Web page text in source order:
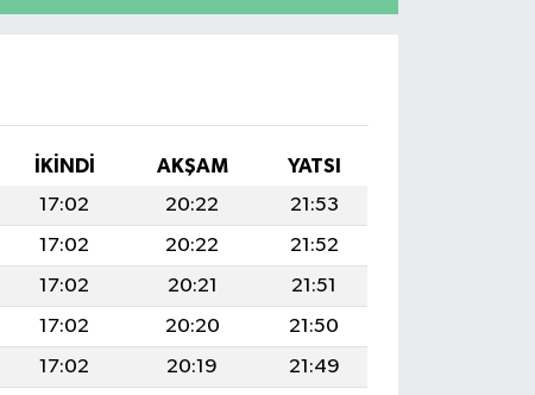
İKINDI AKŞAM
YATSI
17:02 20:22
21:53
17:02 20:22
21:52
17:02 20:21
21:51
17:02 20:20
21:50
17:02 20:19
21:49